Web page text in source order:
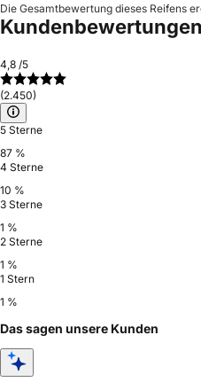
Die Gesamtbewertung dieses Reifens
Kundenbewertungen
4,8 /5
(2.450)
5 Sterne
87 %
4 Sterne
10 %
3 Sterne
1 %
2 Sterne
1 %
1 Stern
1 %
Das sagen unsere Kunden